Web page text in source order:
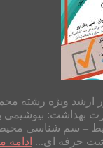
ارشد ویژه رشته
بهداشت: بیوشیمی
– سم شناسی
حرفه ای... ادامه